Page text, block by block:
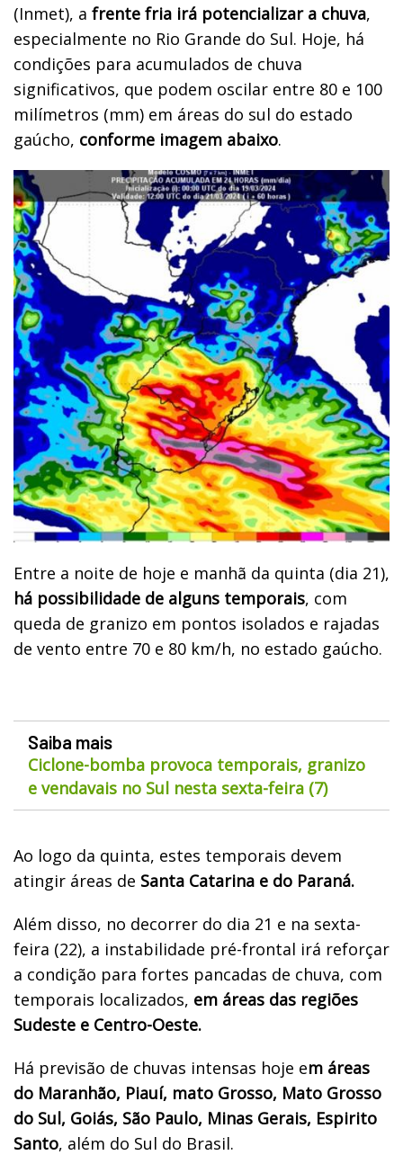
(Inmet), a frente fria irá potencializar a chuva,
especialmente no Rio Grande do Sul. Hoje, há
condições para acumulados de chuva
significativos, que podem oscilar entre 80 e 100
milímetros (mm) em áreas do sul do estado
gaúcho, conforme imagem abaixo.
Entre a noite de hoje e manhã da quinta (dia 21),
há possibilidade de alguns temporais, com
queda de granizo em pontos isolados e rajadas
de vento entre 70 e 80 km/h, no estado gaúcho.
Saiba mais
Ciclone-bomba provoca temporais, granizo
e vendavais no Sul nesta sexta-feira (7)
Ao logo da quinta, estes temporais devem
atingir áreas de Santa Catarina e do Paraná.
Além disso, no decorrer do dia 21 e na sexta-
feira (22), a instabilidade pré-frontal irá reforçar
a condição para fortes pancadas de chuva, com
temporais localizados, em áreas das regiões
Sudeste e Centro-Oeste.
Há previsão de chuvas intensas hoje em áreas
do Maranhão, Piauí, mato Grosso, Mato Grosso
do Sul, Goiás, São Paulo, Minas Gerais, Espirito
Santo, além do Sul do Brasil.